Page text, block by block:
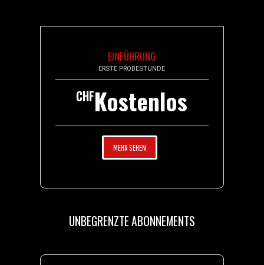
EINFÜHRUNG
ERSTE PROBESTUNDE
CHFKostenlos
MEHR SEHEN
UNBEGRENZTE ABONNEMENTS